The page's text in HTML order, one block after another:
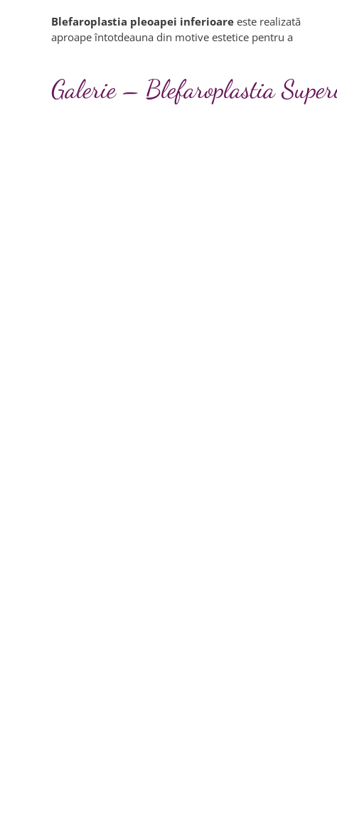
Blefaroplastia pleoapei inferioare este realizată
aproape întotdeauna din motive estetice pentru a
Galerie – Blefaroplastia